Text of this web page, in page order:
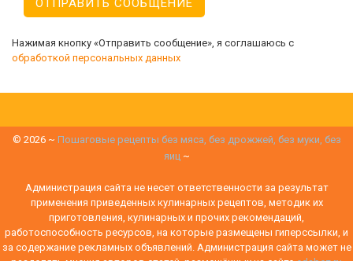
Нажимая кнопку «Отправить сообщение», я соглашаюсь с
обработкой персональных данных
© 2026~ Пошаговые рецепты без мяса, без дрожжей, без муки, без
яиц~
Администрация сайта не несет ответственности за результат
применения приведенных кулинарных рецептов, методик их
приготовления, кулинарных и прочих рекомендаций,
работоспособность ресурсов, на которые размещены гиперссылки, и
за содержание рекламных объявлений. Администрация сайта может не